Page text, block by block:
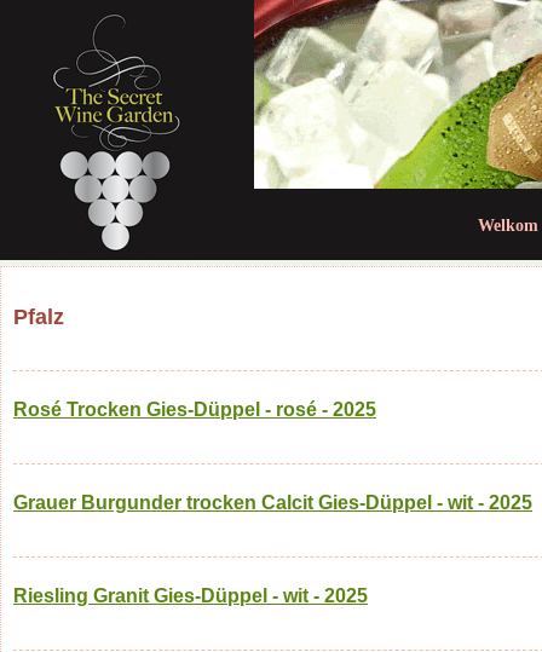
Welkom
Pfalz
Rosé Trocken Gies-Düppel - rosé - 2025
Grauer Burgunder trocken Calcit Gies-Düppel - wit - 2025
Riesling Granit Gies-Düppel - wit - 2025